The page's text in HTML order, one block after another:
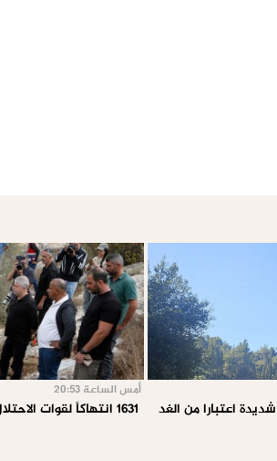
اعتبارا من الغد
أمس الساعة 20:53
1631 انتهاكاً لقوات الاحتلال والمستوطنين بالضفة خلال أسبوع